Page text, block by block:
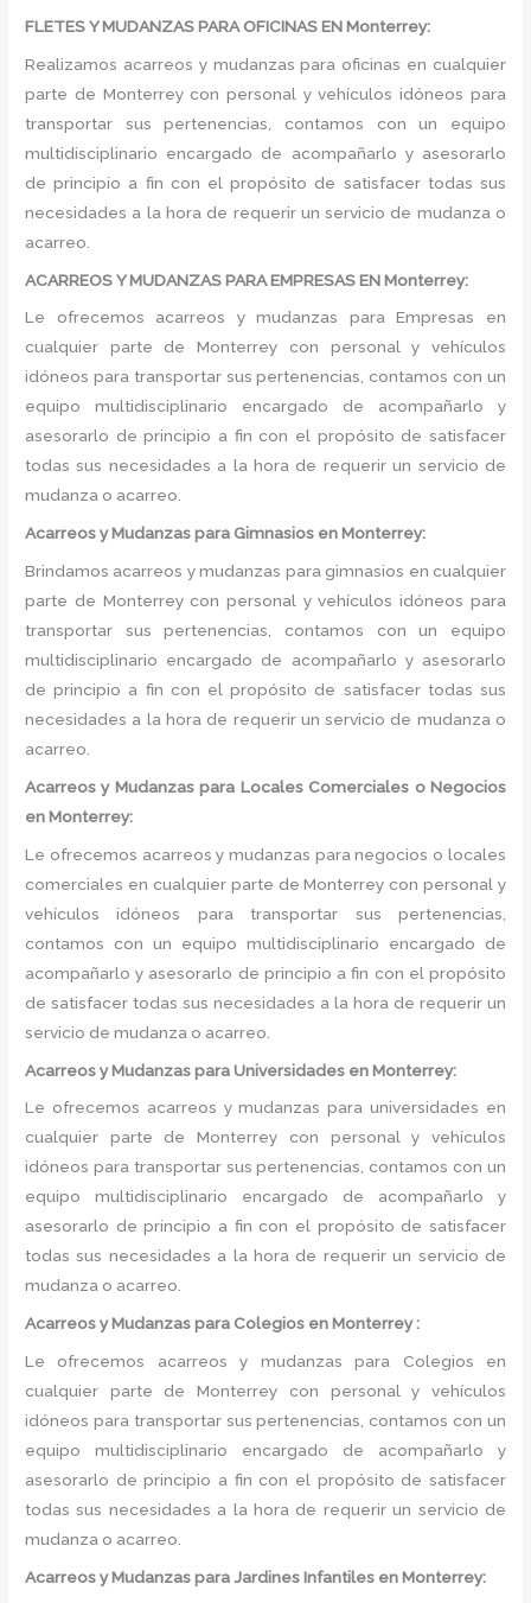
FLETES Y MUDANZAS PARA OFICINAS EN Monterrey:
Realizamos acarreos y mudanzas para oficinas en cualquier
parte de Monterrey con personal y vehículos idóneos para
transportar sus pertenencias, contamos con un equipo
multidisciplinario encargado de acompañarlo y asesorarlo
de principio a fin con el propósito de satisfacer todas sus
necesidades a la hora de requerir un servicio de mudanza o
acarreo.
ACARREOS Y MUDANZAS PARA EMPRESAS EN Monterrey:
Le ofrecemos acarreos y mudanzas para Empresas en
cualquier parte de Monterrey con personal y vehículos
idóneos para transportar sus pertenencias, contamos con un
equipo multidisciplinario encargado de acompañarlo y
asesorarlo de principio a fin con el propósito de satisfacer
todas sus necesidades a la hora de requerir un servicio de
mudanza o acarreo.
Acarreos y Mudanzas para Gimnasios en Monterrey:
Brindamos acarreos y mudanzas para gimnasios en cualquier
parte de Monterrey con personal y vehículos idóneos para
transportar sus pertenencias, contamos con un equipo
multidisciplinario encargado de acompañarlo y asesorarlo
de principio a fin con el propósito de satisfacer todas sus
necesidades a la hora de requerir un servicio de mudanza o
acarreo.
Acarreos y Mudanzas para Locales Comerciales o Negocios
en Monterrey:
Le ofrecemos acarreos y mudanzas para negocios o locales
comerciales en cualquier parte de Monterrey con personal y
vehículos idóneos para transportar sus pertenencias,
contamos con un equipo multidisciplinario encargado de
acompañarlo y asesorarlo de principio a fin con el propósito
de satisfacer todas sus necesidades a la hora de requerir un
servicio de mudanza o acarreo.
Acarreos y Mudanzas para Universidades en Monterrey:
Le ofrecemos acarreos y mudanzas para universidades en
cualquier parte de Monterrey con personal y vehículos
idóneos para transportar sus pertenencias, contamos con un
equipo multidisciplinario encargado de acompañarlo y
asesorarlo de principio a fin con el propósito de satisfacer
todas sus necesidades a la hora de requerir un servicio de
mudanza o acarreo.
Acarreos y Mudanzas para Colegios en Monterrey :
Le ofrecemos acarreos y mudanzas para Colegios en
cualquier parte de Monterrey con personal y vehículos
idóneos para transportar sus pertenencias, contamos con un
equipo multidisciplinario encargado de acompañarlo y
asesorarlo de principio a fin con el propósito de satisfacer
todas sus necesidades a la hora de requerir un servicio de
mudanza o acarreo.
Acarreos y Mudanzas para Jardines Infantiles en Monterrey: